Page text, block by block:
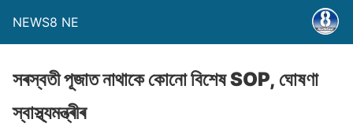
NEWS8 NE
সৰস্বতী পূজাত নাথাকে কােনাে বিশেষ SOP, ঘােষণা
স্বাস্থ্যমন্ত্ৰীৰ